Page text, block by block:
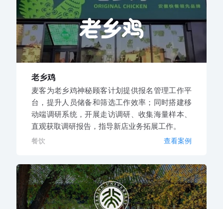
老乡鸡
麦客为老乡鸡神秘顾客计划提供报名管理工作平
台，提升人员储备和筛选工作效率；同时搭建移
动端调研系统，开展走访调研、收集海量样本、
直观获取调研报告，指导新店业务拓展工作。
餐饮 查看案例